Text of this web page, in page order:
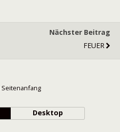
Nächster Beitrag
FEUER
Seitenanfang
Desktop